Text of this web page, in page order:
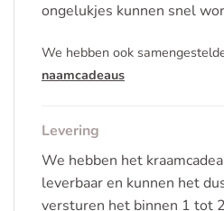
ongelukjes kunnen snel
We hebben ook
naamcadeaus
Levering
We hebben het
leverbaar en kunnen het
versturen het binnen 1 tot